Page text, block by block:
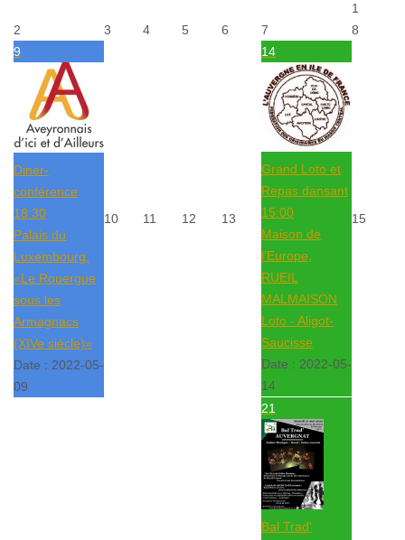
1
2
3 4 5 6 7
8
9
Diner-
conférence
18:30
Palais du
Luxembourg.
«Le Rouergue
sous les
Armagnacs
(XIVe siècle)»
Date : 2022-05-
09
10 11 12 13
14
Grand Loto et
Repas dansant
15:00
Maison de
l’Europe,
RUEIL
MALMAISON
Loto - Aligot-
Saucisse
Date : 2022-05-
14
15
21
Bal Trad'